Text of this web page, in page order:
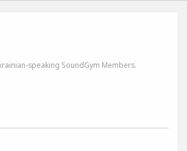
speaking SoundGym Members.